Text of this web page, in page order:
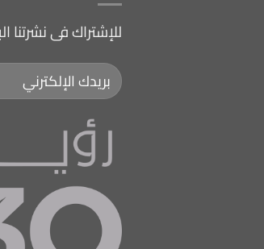
للإشتراك فى نشرتنا